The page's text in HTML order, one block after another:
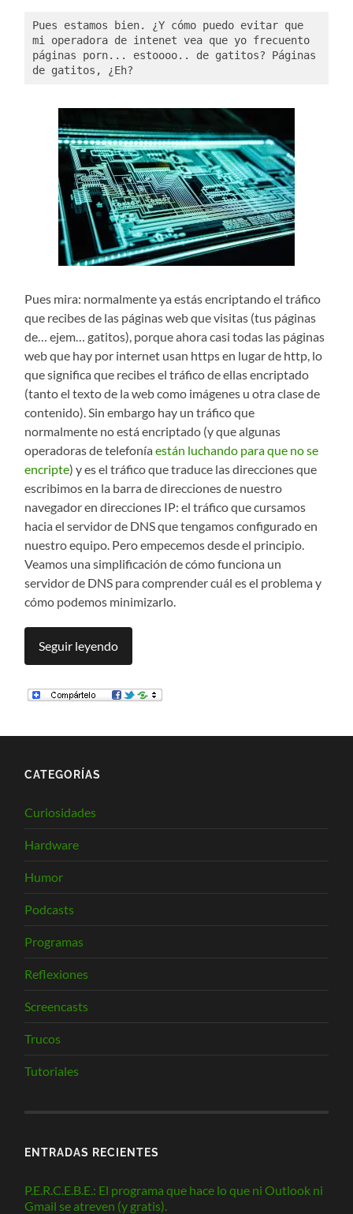
Pues estamos bien. ¿Y cómo puedo evitar que
mi operadora de intenet vea que yo frecuento
páginas porn... estoooo.. de gatitos? Páginas
de gatitos, ¿Eh?
Pues mira: normalmente ya estás encriptando el tráfico
que recibes de las páginas web que visitas (tus páginas
de… ejem… gatitos), porque ahora casi todas las páginas
web que hay por internet usan https en lugar de http, lo
que significa que recibes el tráfico de ellas encriptado
(tanto el texto de la web como imágenes u otra clase de
contenido). Sin embargo hay un tráfico que
normalmente no está encriptado (y que algunas
operadoras de telefoníaestán luchando para que no se
encripte) y es el tráfico que traduce las direcciones que
escribimos en la barra de direcciones de nuestro
navegador en direcciones IP: el tráfico que cursamos
hacia el servidor de DNS que tengamos configurado en
nuestro equipo. Pero empecemos desde el principio.
Veamos una simplificación de cómo funciona un
servidor de DNS para comprender cuál es el problema y
cómo podemos minimizarlo.
Seguir leyendo
CATEGORÍAS
Curiosidades
Hardware
Humor
Podcasts
Programas
Reflexiones
Screencasts
Trucos
Tutoriales
ENTRADAS RECIENTES
P.E.R.C.E.B.E.: El programa que hace lo que ni Outlook ni
Gmail se atreven (y gratis).